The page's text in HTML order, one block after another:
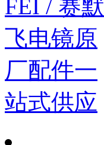
FEI / 赛默
飞电镜原
厂配件一
站式供应